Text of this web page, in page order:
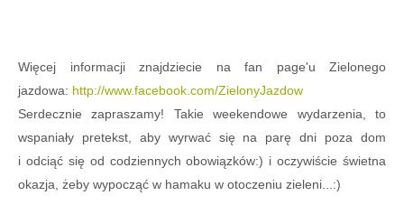
Więcej informacji znajdziecie na fan page'u Zielonego
jazdowa: http://www.facebook.com/ZielonyJazdow
Serdecznie zapraszamy! Takie weekendowe wydarzenia, to
wspaniały pretekst, aby wyrwać się na parę dni poza dom
i odciąć się od codziennych obowiązków:) i oczywiście świetna
okazja, żeby wypocząć w hamaku w otoczeniu zieleni...:)